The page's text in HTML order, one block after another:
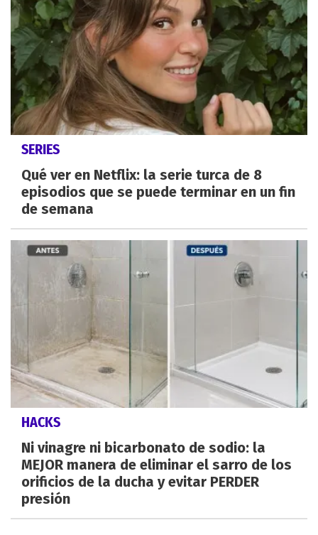
SERIES
Qué ver en Netflix: la serie turca de 8
episodios que se puede terminar en un fin
de semana
HACKS
Ni vinagre ni bicarbonato de sodio: la
MEJOR manera de eliminar el sarro de los
orificios de la ducha y evitar PERDER
presión